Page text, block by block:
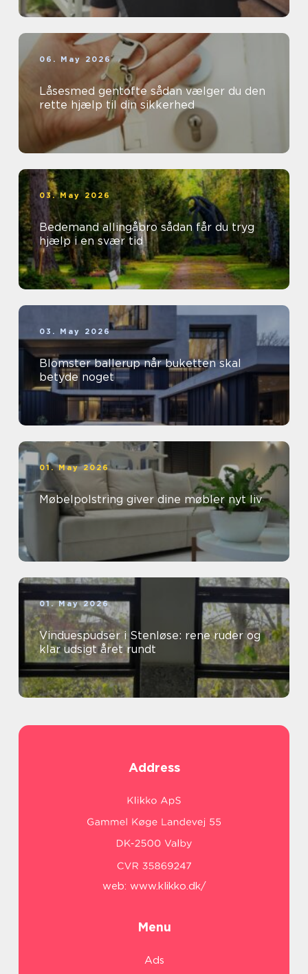
06. May 2026
Låsesmed gentofte sådan vælger du den
rette hjælp til din sikkerhed
03. May 2026
Bedemand allingåbro sådan får du tryg
hjælp i en svær tid
03. May 2026
Blomster ballerup når buketten skal
betyde noget
01. May 2026
Møbelpolstring giver dine møbler nyt liv
01. May 2026
Vinduespudser i Stenløse: rene ruder og
klar udsigt året rundt
Address
web: www.klikko.dk/
Menu
Ads